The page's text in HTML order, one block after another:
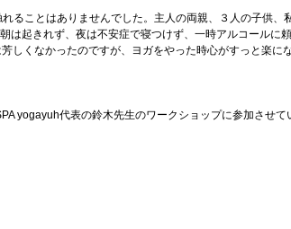
ることはありませんでした。主人の両親、３人の子供
起きれず、夜は不安症で寝つけず、一時アルコール
くなかったのですが、ヨガをやった時心がすっと楽に
yogayuh代表の鈴木先生のワークショップに参加さ